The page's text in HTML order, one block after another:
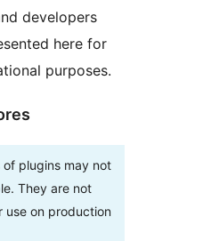
developers
here for
purposes.
of plugins may not
They are not
use on production